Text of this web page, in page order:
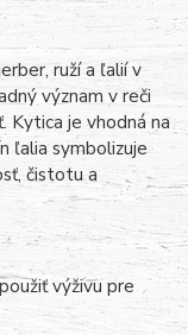
ruží a ľalií v
význam v reči
Kytica je vhodná na
ľalia symbolizuje
čistotu a
výživu pre